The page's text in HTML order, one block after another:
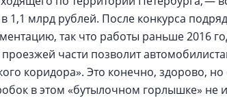
1,1 млрд рублей. После конкурса
так что работы раньше 2016
части позволит
коридора». Это конечно, здорово, но
в этом «бутылочном горлышке» не